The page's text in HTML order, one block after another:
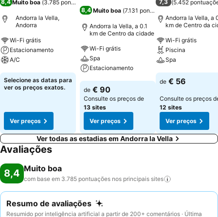
8,4Muito boa (3.785 pontuações
Andorra la Vella,
Andorra
Wi-Fi grátis
Estacionamento
A/C
Ver preços
Selecione as datas para
ver os preços exatos.
Ver preços
8,4 Muito boa (7.131 pontuações
Andorra la Vella, a 0.1
km de Centro da cidade
Wi-Fi grátis
Spa
Estacionamento
Ver preços
de € 90
Consulte os preços de
13 sites
Ver preços
7,3 (5.452
Andorra la Vella, a
km de Centro da
Wi-Fi grátis
Piscina
Spa
Ver preços
de € 56
Consulte os preços
12 sites
Ver preços
Ver todas as estadias em Andorra la Vella
Avaliações
8,4 Muito boa
com base em 3.785 pontuações nos principais sites
Resumo de avaliações
Resumido por inteligência artificial a partir de 200+ comentários · Última